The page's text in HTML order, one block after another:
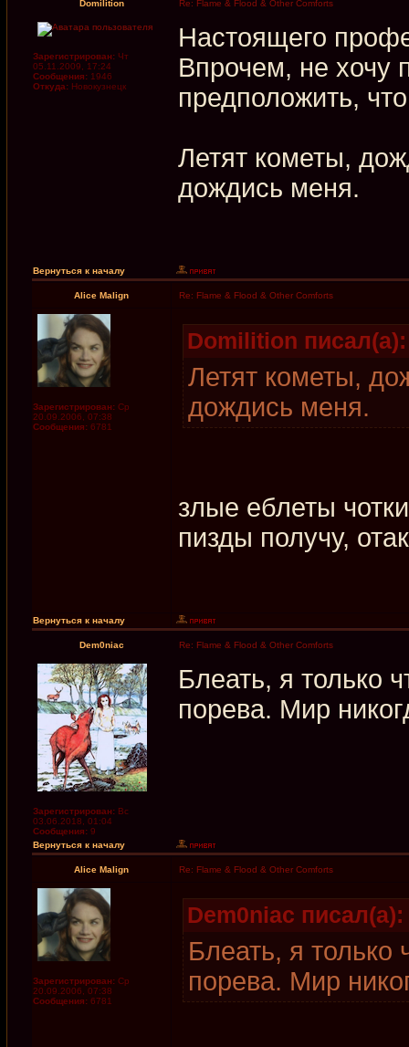
Domilition Re: Flame & Flood & Other Comforts
Зарегистрирован: Чт
05.11.2009, 17:24
Сообщения: 1946
Откуда: Новокузнецк
Настоящего
Впрочем, не хочу
предположить,
Летят кометы,
дождись меня.
Вернуться к началу
Alice Malign Re: Flame & Flood & Other Comforts
Зарегистрирован: Ср
20.09.2006, 07:38
Сообщения: 6781
Domilition писал(а):
Летят кометы,
дождись меня.
злые еблеты
пизды получу,
Вернуться к началу
Dem0niac Re: Flame & Flood & Other Comforts
Зарегистрирован: Вс
03.06.2018, 01:04
Сообщения: 9
Блеать, я только
порева. Мир
Вернуться к началу
Alice Malign Re: Flame & Flood & Other Comforts
Зарегистрирован: Ср
20.09.2006, 07:38
Сообщения: 6781
Dem0niac писал(а):
Блеать, я только
порева. Мир